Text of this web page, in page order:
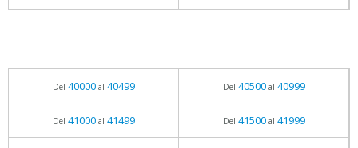
Del 40000al 40499 Del 40500al 40999
Del 41000al 41499 Del 41500al 41999